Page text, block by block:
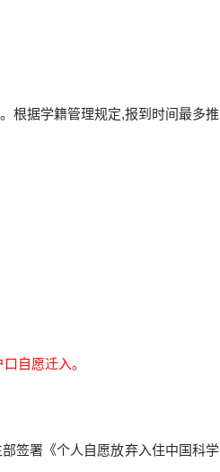
根据学籍管理规定,报到时间最多推
自愿迁入。
签署《个人自愿放弃入住中国科学